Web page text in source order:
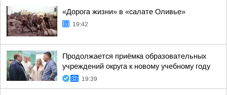
«Дорога жизни» в «салате Оливье»
19:42
Продолжается приёмка образовательных
учреждений округа к новому учебному году
19:39